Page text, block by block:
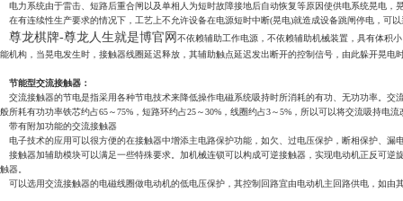
电力系统由于雷击、短路后重合闸以及单相人为短时故障接地后自动恢复等原因使供电系统晃电，
在有连续性生产要求的情况下，工艺上不允许设备在电源短时中断(晃电)就造成设备跳闸停电，可
尊龙棋牌-尊龙人生就是博官网 不依赖辅助工作电源，不依赖辅助机械装置，具有体积
能机构，当晃电发生时，接触器线圈延迟释放，其辅助触点延迟发出断开的控制信号，由此躲开晃
节能型交流接触器 ：
交流接触器的节电是指采用各种节电技术来降低操作电磁系统吸持时所消耗的有功、无功功率。
般所耗有功功率铁芯约占65～75%，短路环约占25～30%，线圈约占3～5%，所以可以将交流吸持
带有附加功能的交流接触器
电子技术的应用可以很方便的在接触器中增添主电路保护功能，如欠、过电压保护，断相保护、
接触器加辅助模块可以满足一些特殊要求。加机械连锁可以构成可逆接触器，实现电动机正反可
触器。
可以选用交流接触器的电磁线圈做电动机的低电压保护，其控制回路宜由电动机主回路供电，如由